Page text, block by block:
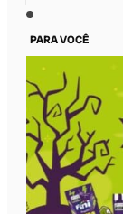
PARA VOCÊ